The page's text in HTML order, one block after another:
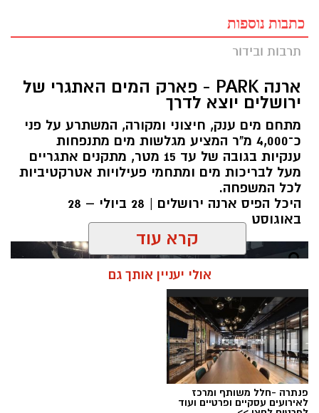
כתבות נוספות
תרבות ובידור
ארנה PARK - פארק המים האתגרי של
ירושלים יוצא לדרך
מתחם מים ענק, חיצוני ומקורה, המשתרע על פני
כ־4,000 מ"ר המציע מגלשות מים מתנפחות
ענקיות בגובה של עד 15 מטר, מתקנים אתגריים
מעל לבריכות מים ומתחמי פעילויות אטרקטיביות
לכל המשפחה.
היכל הפיס ארנה ירושלים | 28 ביולי – 28
באוגוסט
קרא עוד
אולי יעניין אותך גם
פנתרה -חלל משותף ומרכז
לאירועים עסקיים ופרטיים ועוד